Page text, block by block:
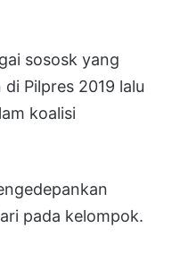
sososk yang
Pilpres 2019 lalu
koalisi
pada kelompok.